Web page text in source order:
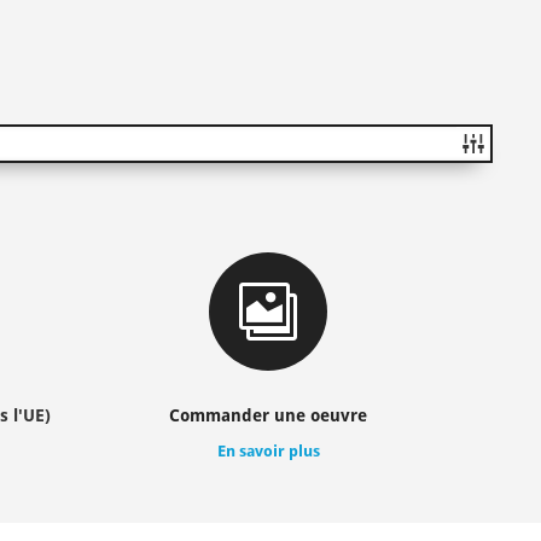
l'UE)

Commander une oeuvre
En savoir plus